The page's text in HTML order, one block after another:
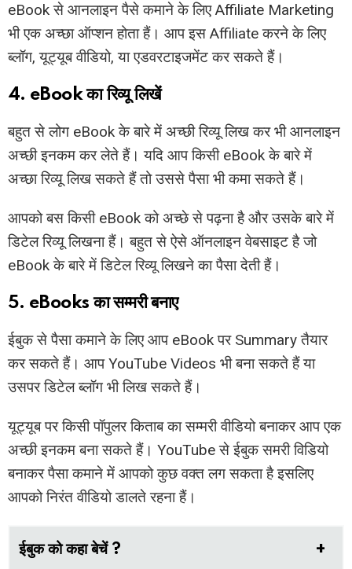
eBook से आनलाइन पैसे कमाने के लिए Affiliate Marketing
भी एक अच्छा ऑप्शन होता हैं। आप इस Affiliate करने के लिए
ब्लॉग, यूट्यूब वीडियो, या एडवरटाइजमेंट कर सकते हैं।
4. eBook का रिव्यू लिखें
बहुत से लोग eBook के बारे में अच्छी रिव्यू लिख कर भी आनलाइन
अच्छी इनकम कर लेते हैं। यदि आप किसी eBook के बारे में
अच्छा रिव्यू लिख सकते हैं तो उससे पैसा भी कमा सकते हैं।
आपको बस किसी eBook को अच्छे से पढ़ना है और उसके बारे में
डिटेल रिव्यू लिखना हैं। बहुत से ऐसे ऑनलाइन वेबसाइट है जो
eBook के बारे में डिटेल रिव्यू लिखने का पैसा देती हैं।
5. eBooks का सम्मरी बनाए
ईबुक से पैसा कमाने के लिए आप eBook पर Summary तैयार
कर सकते हैं। आप YouTube Videos भी बना सकते हैं या
उसपर डिटेल ब्लॉग भी लिख सकते हैं।
यूट्यूब पर किसी पॉपुलर किताब का सम्मरी वीडियो बनाकर आप एक
अच्छी इनकम बना सकते हैं। YouTube से ईबुक समरी विडियो
बनाकर पैसा कमाने में आपको कुछ वक्त लग सकता है इसलिए
आपको निरंत वीडियो डालते रहना हैं।
ईबुक को कहा बेचें ?